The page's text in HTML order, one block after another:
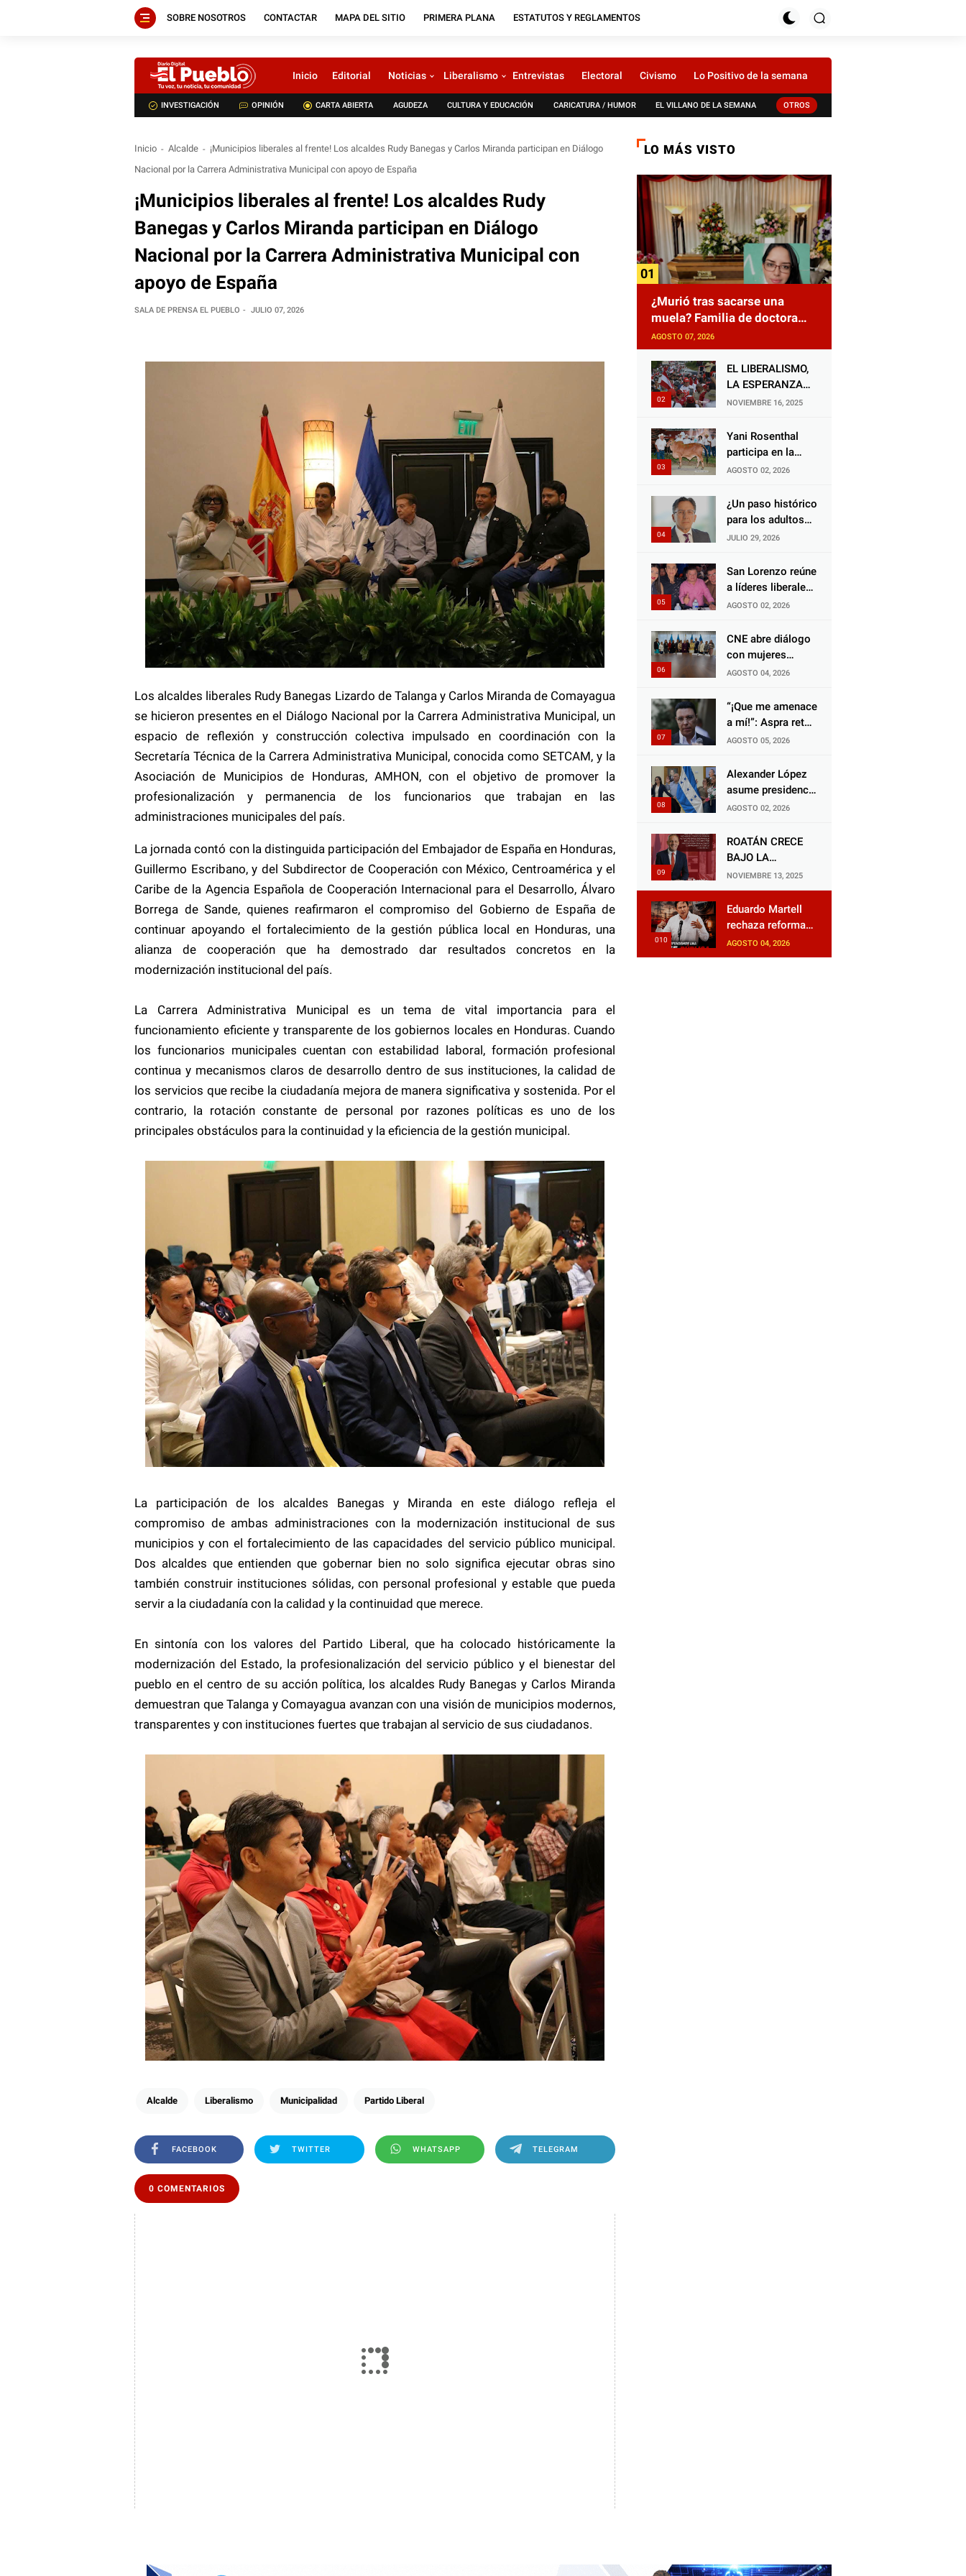
SOBRE NOSOTROS CONTACTAR MAPA DEL SITIO PRIMERA PLANA ESTATUTOS Y REGLAMENTOS
Inicio Editorial Noticias Liberalismo Entrevistas Electoral Civismo Lo Positivo de la semana
INVESTIGACIÓN OPINIÓN CARTA ABIERTA AGUDEZA CULTURA Y EDUCACIÓN CARICATURA / HUMOR EL VILLANO DE LA SEMANA OTROS
Inicio Alcalde
¡Municipios liberales al frente! Los alcaldes Rudy Banegas y Carlos Miranda participan en Diálogo
Nacional por la Carrera Administrativa Municipal con apoyo de España
¡Municipios liberales al frente! Los alcaldes Rudy
Banegas y Carlos Miranda participan en Diálogo
Nacional por la Carrera Administrativa Municipal con
apoyo de España
SALA DE PRENSA EL PUEBLO JULIO 07, 2026
Los alcaldes liberales Rudy Banegas Lizardo de Talanga y Carlos Miranda de Comayagua
se hicieron presentes en el Diálogo Nacional por la Carrera Administrativa Municipal, un
espacio de reflexión y construcción colectiva impulsado en coordinación con la
Secretaría Técnica de la Carrera Administrativa Municipal, conocida como SETCAM, y la
Asociación de Municipios de Honduras, AMHON, con el objetivo de promover la
profesionalización y permanencia de los funcionarios que trabajan en las
administraciones municipales del país.
La jornada contó con la distinguida participación del Embajador de España en Honduras,
Guillermo Escribano, y del Subdirector de Cooperación con México, Centroamérica y el
Caribe de la Agencia Española de Cooperación Internacional para el Desarrollo, Álvaro
Borrega de Sande, quienes reafirmaron el compromiso del Gobierno de España de
continuar apoyando el fortalecimiento de la gestión pública local en Honduras, una
alianza de cooperación que ha demostrado dar resultados concretos en la
modernización institucional del país.
La Carrera Administrativa Municipal es un tema de vital importancia para el
funcionamiento eficiente y transparente de los gobiernos locales en Honduras. Cuando
los funcionarios municipales cuentan con estabilidad laboral, formación profesional
continua y mecanismos claros de desarrollo dentro de sus instituciones, la calidad de
los servicios que recibe la ciudadanía mejora de manera significativa y sostenida. Por el
contrario, la rotación constante de personal por razones políticas es uno de los
principales obstáculos para la continuidad y la eficiencia de la gestión municipal.
La participación de los alcaldes Banegas y Miranda en este diálogo refleja el
compromiso de ambas administraciones con la modernización institucional de sus
municipios y con el fortalecimiento de las capacidades del servicio público municipal.
Dos alcaldes que entienden que gobernar bien no solo significa ejecutar obras sino
también construir instituciones sólidas, con personal profesional y estable que pueda
servir a la ciudadanía con la calidad y la continuidad que merece.
En sintonía con los valores del Partido Liberal, que ha colocado históricamente la
modernización del Estado, la profesionalización del servicio público y el bienestar del
pueblo en el centro de su acción política, los alcaldes Rudy Banegas y Carlos Miranda
demuestran que Talanga y Comayagua avanzan con una visión de municipios modernos,
transparentes y con instituciones fuertes que trabajan al servicio de sus ciudadanos.
Alcalde Liberalismo Municipalidad Partido Liberal
FACEBOOK TWITTER WHATSAPP TELEGRAM
0 COMENTARIOS
LO MÁS VISTO
¿Murió tras sacarse una
muela? Familia de doctora
exige justicia por presunta
mala práctica odontológica
AGOSTO 07, 2026
EL LIBERALISMO,
LA ESPERANZA
QUE RENACE
NOVIEMBRE 16, 2025
Yani Rosenthal
participa en la
Feria Nacional
2026
AGOSTO 02, 2026
¿Un paso histórico
para los adultos
mayores?
impulsada por el
diputado Salomón
Honduras
JULIO 29, 2026
San Lorenzo reúne
a líderes liberales
en jornada de
unidad
AGOSTO 02, 2026
CNE abre diálogo
con mujeres
políticas para
electorales
AGOSTO 04, 2026
“¡Que me amenace
a mí!”: Aspra reta
a JOH y exige que
AGOSTO 05, 2026
Alexander López
asume presidencia
del Consejo
de El Progreso
para el Censo
AGOSTO 02, 2026
ROATÁN CRECE
BAJO LA
ALCALDÍA DE RON
MCNAB: UN
GESTOR ALIADO
DE LA
NOVIEMBRE 13, 2025
Eduardo Martell
rechaza reforma
de la ENEE y
advierte riesgo de
AGOSTO 04, 2026